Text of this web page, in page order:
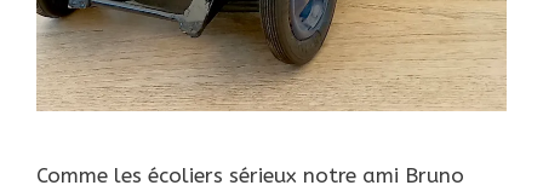
Comme les écoliers sérieux notre ami Bruno